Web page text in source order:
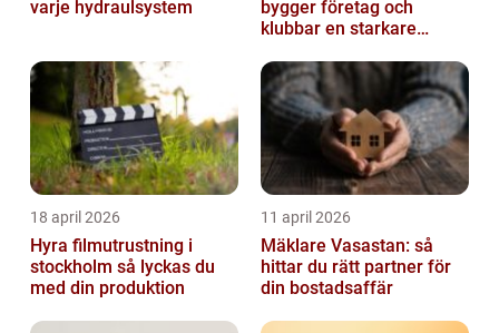
varje hydraulsystem
bygger företag och
klubbar en starkare
18 april 2026
Hyra filmutrustning i
stockholm så lyckas du
med din produktion
11 april 2026
Mäklare Vasastan: så
hittar du rätt partner för
din bostadsaffär